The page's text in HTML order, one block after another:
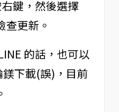
鍵，然後選擇
查更新。
的話，也可以
下載(誤)，目前